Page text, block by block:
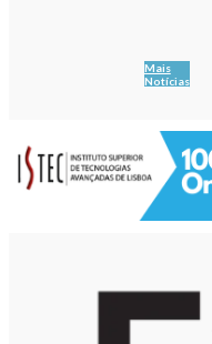
Mais
Notícias